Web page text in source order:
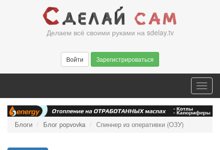
Делаем всё своими руками на sdelay.tv
Войти Зарегистрироваться
Блоги Блог popvovka Спиннер из оперативки (ОЗУ)